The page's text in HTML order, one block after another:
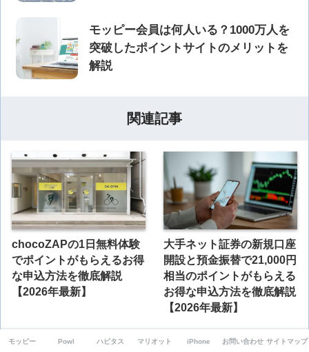
モッピー会員は何人いる？1000万人を
突破したポイントサイトのメリットを
解説
関連記事
chocoZAPの1日無料体験
でポイントがもらえるお得
な申込方法を徹底解説
【2026年最新】
大手ネット証券の新規口座
開設と預金振替で21,000円
相当のポイントがもらえる
お得な申込方法を徹底解説
【2026年最新】
モッピー Powl ハピタス マリオット iPhone お問い合わせ サイトマップ